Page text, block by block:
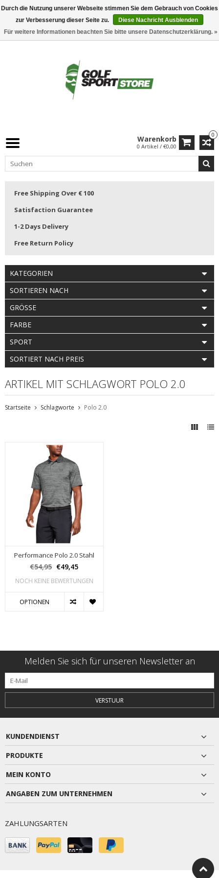
0
Warenkorb
0 Artikel / €0,00
Free Shipping Over € 100
Satisfaction Guarantee
1-2 Days Delivery
Free Return Policy
KATEGORIEN
SORTIEREN NACH
GRÖSSE
FARBE
SPORT
SORTIERT NACH PREIS
ARTIKEL MIT SCHLAGWORT POLO 2.0
Startseite Schlagworte Polo 2.0
Performance Polo 2.0 Stahl
€54,95 €49,45
NOCH KEINE BEWERTUNGEN
OPTIONEN
Melden Sie sich für unseren Newsletter an
VERSTUUR
KUNDENDIENST
PRODUKTE
MEIN KONTO
ANGABEN ZUM UNTERNEHMEN
ZAHLUNGSARTEN
Durch die Nutzung unserer Webseite stimmen Sie dem Gebrauch von Cookies
zur Verbesserung dieser Seite zu.
Diese Nachricht Ausblenden
Für weitere Informationen beachten Sie bitte unsere Datenschutzerklärung. »